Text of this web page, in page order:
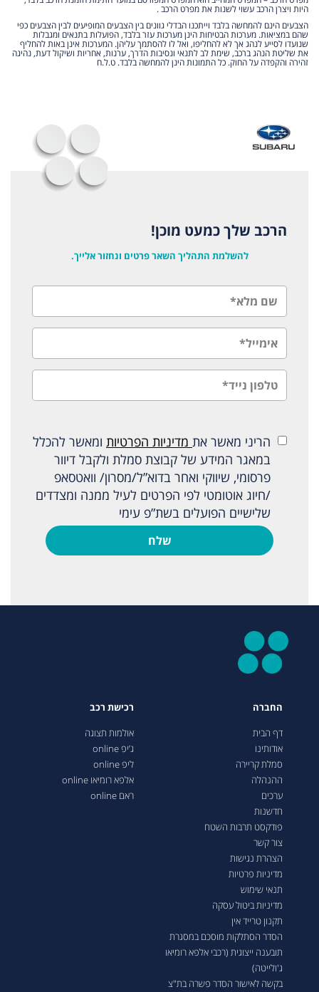
היות ויצרן הרכב עשוי לשנות את מפרט הרכב .
הצבעים הינם להמחשה בלבד וייתכנו הבדלי גוונים בין הצבעים המופיעים לבין הצבעים כפי
שהם במציאות. מערכות הבטיחות הינן מערכות עזר בלבד, הפועלות בתנאים ומגבלות
שנועדו לסייע לנהג אך לא להחליפו, ואל לו להסתמך עליהן. המערכות אינן באות להחליף
את שליטת הנהג ברכב, שימת לב לתנאי ונסיבות הדרך, ערנות, אחריות ושיקול דעת, נהיגה
זהירה והקפדה על החוק. כל התמונות הינן להמחשה בלבד. ט.ל.ח
הרכב שלך כמעט מוכן!
להשלמת התהליך השאר פרטים ונחזור אלייך.
הריני מאשר את מדיניות הפרטיות ומאשר להכלל
במאגר המידע של קבוצת סמלת ולקבל דיוור
פרסומי, שיווקי ואחר בדוא”ל/מסרון/ וואטסאפ
/חיוג אוטומטי לפי הפרטים לעיל ממנה ומצדדים
שלישיים הפועלים בשת”פ עימי
שלח
החברה
דף הבית
אודותינו
סמלת קריירה
ההנהלה
ערכים
חדשנות
פודקסט תרבות השטח
צור קשר
הצהרת נגישות
מדיניות פרטיות
תנאי שימוש
מדיניות ביטול עסקה
תקנון טרייד אין
הסדר הסתלקות מוסכם במסגרת
תובענה ייצוגית (רכבי אלפא רומיאו
ג'ולייטה)
בקשה לאישור הסדר פשרה בת"צ
רכישת רכב
אולמות תצוגה
ג’יפ online
ליפ online
אלפא רומיאו online
ראם online